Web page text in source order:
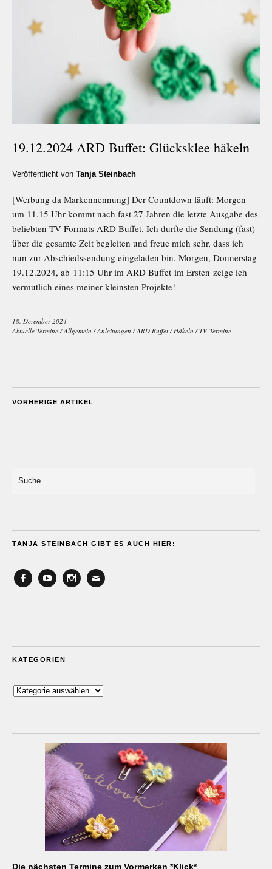
19.12.2024 ARD Buffet: Glücksklee häkeln
Veröffentlicht von Tanja Steinbach
[Werbung da Markennennung] Der Countdown läuft: Morgen
um 11.15 Uhr kommt nach fast 27 Jahren die letzte Ausgabe des
beliebten TV-Formats ARD Buffet. Ich durfte die Sendung (fast)
über die gesamte Zeit begleiten und freue mich sehr, dass ich
nun zur Abschiedssendung eingeladen bin. Morgen, Donnerstag
19.12.2024, ab 11:15 Uhr im ARD Buffet im Ersten zeige ich
vermutlich eines meiner kleinsten Projekte!
18. Dezember 2024
Aktuelle Termine/Allgemein /Anleitungen /ARD Buffet/Häkeln /TV-Termine
VORHERIGE ARTIKEL
TANJA STEINBACH GIBT ES AUCH HIER:
KATEGORIEN
Kategorien
Die nächsten Termine zum Vormerken *Klick*